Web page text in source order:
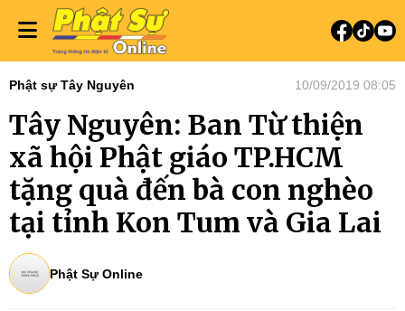
Phật sự Tây Nguyên 10/09/2019 08:05
Tây Nguyên: Ban Từ thiện
xã hội Phật giáo TP.HCM
tặng quà đến bà con nghèo
tại tỉnh Kon Tum và Gia Lai
Phật Sự Online